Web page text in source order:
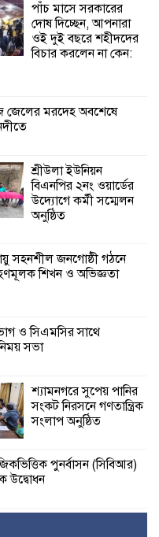
অনুষ্ঠিত
সহনশীল জনগোষ্ঠী গঠনে
শিখন ও অভিজ্ঞতা
ও সিএমসির সাথে
পাঁচ মাসে সরকারের
দোষ দিচ্ছেন, আপনারা
ওই দুই বছরে শহীদদের
বিচার করলেন না কেন:
জেলের মরদেহ অবশেষে
শ্রীউলা ইউনিয়ন
বিএনপির ২নং ওয়ার্ডের
উদ্যোগে কর্মী সম্মেলন
অনুষ্ঠিত
সহনশীল জনগোষ্ঠী গঠনে
শিখন ও অভিজ্ঞতা
ও সিএমসির সাথে
সভা
শ্যামনগরে সুপেয় পানির
সংকট নিরসনে গণতান্ত্রিক
সংলাপ অনুষ্ঠিত
পুনর্বাসন (সিবিআর)
উদ্বোধন